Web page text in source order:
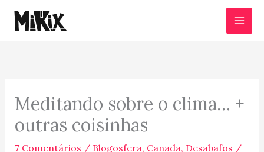
para
Meditando sobre o clima… +
outras coisinhas
7 Comentários / Blogosfera, Canada, Desabafos /